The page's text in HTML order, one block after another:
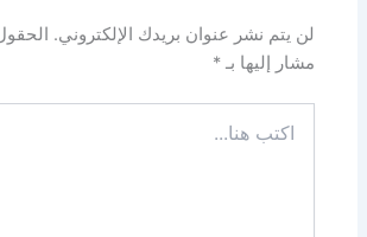
لن يتم نشر عنوان بريدك الإلكتروني.
مشار إليها بـ*
هنا...